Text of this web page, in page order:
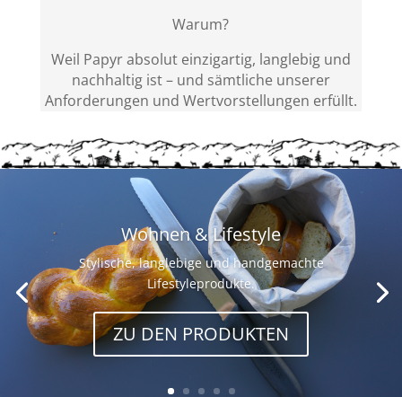
Warum?
Weil Papyr absolut einzigartig, langlebig und
nachhaltig ist – und sämtliche unserer
Anforderungen und Wertvorstellungen erfüllt.
Wohnen & Lifestyle
Stylische, langlebige und handgemachte
Lifestyleprodukte.
ZU DEN PRODUKTEN